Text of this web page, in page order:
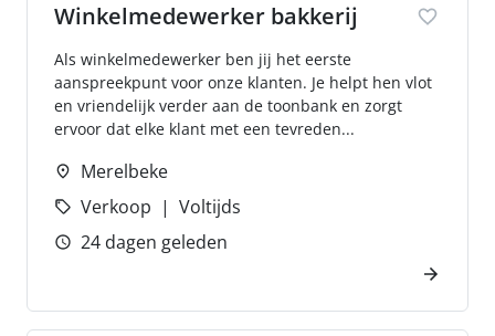
Winkelmedewerker bakkerij
Als winkelmedewerker ben jij het eerste
aanspreekpunt voor onze klanten. Je helpt hen vlot
en vriendelijk verder aan de toonbank en zorgt
ervoor dat elke klant met een tevreden...
Merelbeke
Verkoop
Voltijds
24 dagen geleden